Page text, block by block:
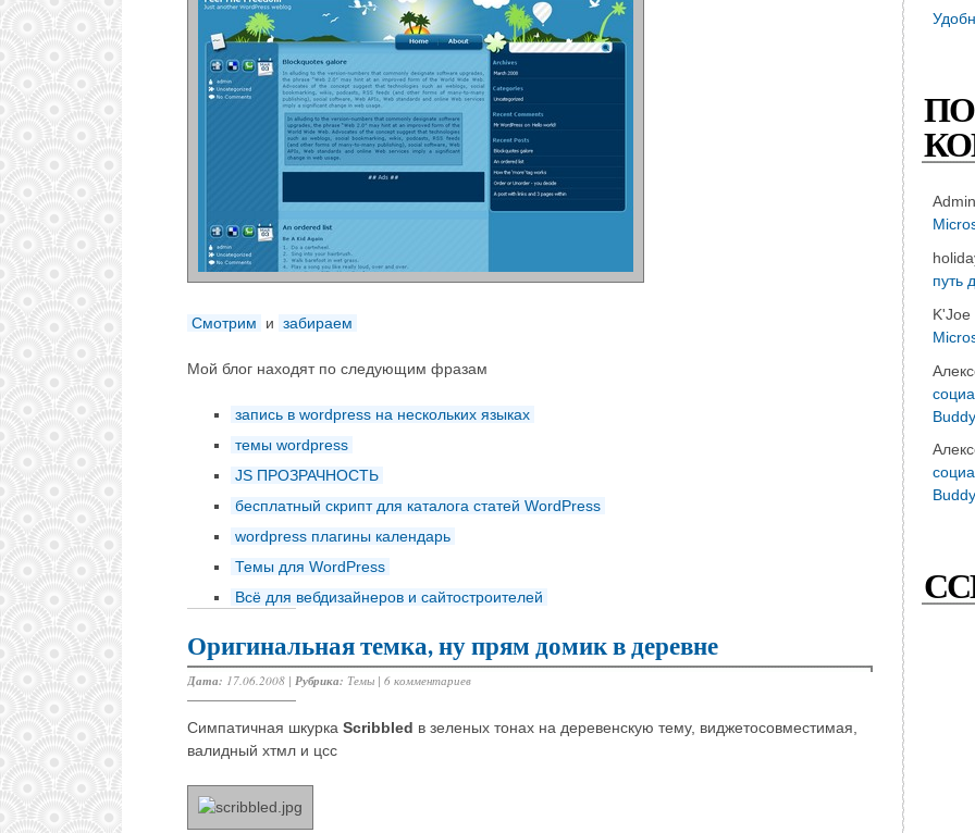
Смотрим и забираем
Мой блог находят по следующим фразам
запись в wordpress на нескольких языках
темы wordpress
JS ПРОЗРАЧНОСТЬ
бесплатный скрипт для каталога статей WordPress
wordpress плагины календарь
Темы для WordPress
Всё для вебдизайнеров и сайтостроителей
Оригинальная темка, ну прям домик в деревне
Дата: 17.06.2008 | Рубрика: Темы | 6 комментариев
Симпатичная шкурка Scribbled в зеленых тонах на деревенскую тему, виджетосовместимая,
валидный хтмл и цсс
Admin
путь
K'Joe